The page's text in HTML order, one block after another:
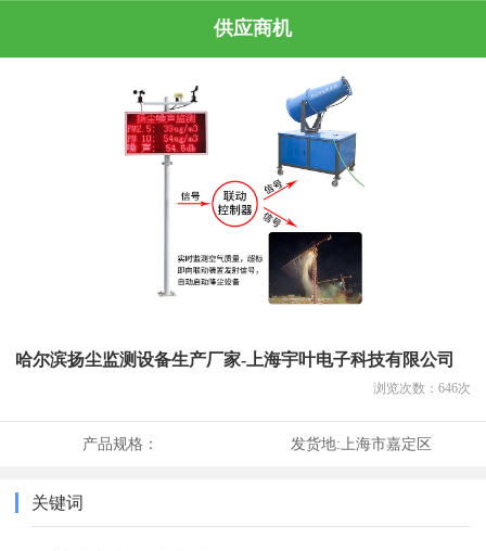
供应商机
哈尔滨扬尘监测设备生产厂家-上海宇叶电子科技有限公司
浏览次数： 646次
产品规格： 发货地:上海市嘉定区
关键词